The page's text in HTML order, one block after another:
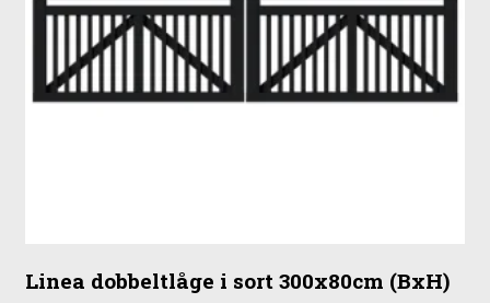
Linea dobbeltlåge i sort 300x80cm (BxH)